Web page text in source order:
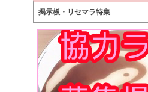
掲示板・リセマラ特集